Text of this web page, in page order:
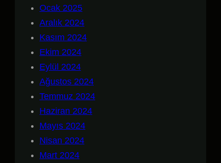
Ocak 2025
Aralık 2024
Kasım 2024
Ekim 2024
Eylül 2024
Ağustos 2024
Temmuz 2024
Haziran 2024
Mayıs 2024
Nisan 2024
Mart 2024